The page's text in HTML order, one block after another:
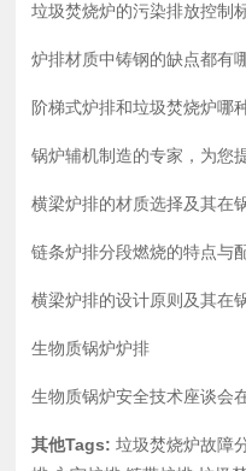
垃圾焚烧炉的污染排放控制
炉排材质中铸钢的缺点都有
阶梯式炉排和垃圾焚烧炉哪
锅炉辅机制造的专家，为您
横梁炉排的材质选择及其在
链条炉排分段燃烧的特点与
横梁炉排的设计原则及其在
生物质锅炉炉排
生物质锅炉安全技术座谈会
其他Tags: 垃圾焚烧炉故障